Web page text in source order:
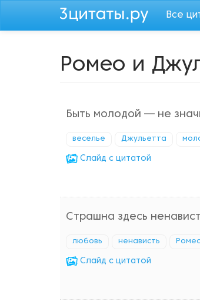
Все
Ромео и
Быть молодой — не
веселье Джульетта
Cлайд с цитатой
Страшна здесь
любовь ненависть
Cлайд с цитатой